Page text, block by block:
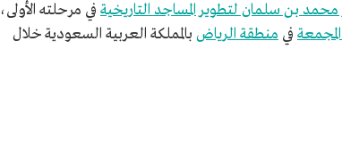
محمد بن سلمان لتطوير المساجد التاريخية في مرحلته الأولى،
في منطقة الرياض بالمملكة العربية السعودية خلال